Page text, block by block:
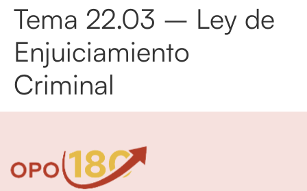
Tema 22.03 – Ley de
Enjuiciamiento
Criminal